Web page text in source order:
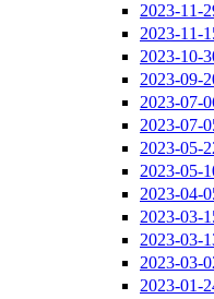
2023-11-
2023-11-
2023-10-
2023-09-
2023-07-
2023-07-
2023-05-
2023-05-
2023-04-
2023-03-
2023-03-
2023-03-
2023-01-